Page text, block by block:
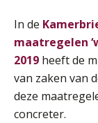
In de
maatregelen
2019 heeft de
van zaken van
deze
concreter.
AUG
24
AUG